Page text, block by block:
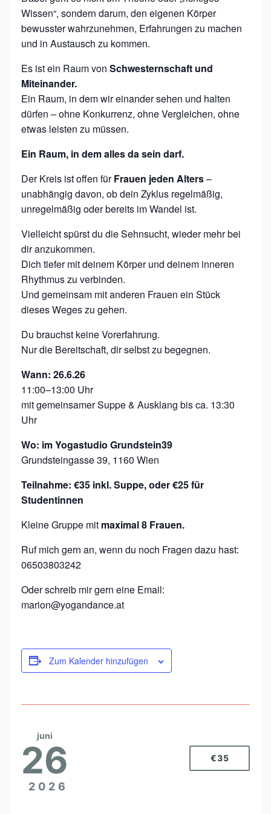
Wissen“, sondern darum, den eigenen Körper
bewusster wahrzunehmen, Erfahrungen zu machen
und in Austausch zu kommen.
Es ist ein Raum von Schwesternschaft und
Miteinander.
Ein Raum, in dem wir einander sehen und halten
dürfen – ohne Konkurrenz, ohne Vergleichen, ohne
etwas leisten zu müssen.
Ein Raum, in dem alles da sein darf.
Der Kreis ist offen fürFrauen jeden Alters–
unabhängig davon, ob dein Zyklus regelmäßig,
unregelmäßig oder bereits im Wandel ist.
Vielleicht spürst du die Sehnsucht, wieder mehr bei
dir anzukommen.
Dich tiefer mit deinem Körper und deinem inneren
Rhythmus zu verbinden.
Und gemeinsam mit anderen Frauen ein Stück
dieses Weges zu gehen.
Du brauchst keine Vorerfahrung.
Nur die Bereitschaft, dir selbst zu begegnen.
Wann: 26.6.26
11:00–13:00 Uhr
mit gemeinsamer Suppe & Ausklang bis ca. 13:30
Uhr
Wo: im Yogastudio Grundstein39
Grundsteingasse 39, 1160 Wien
Teilnahme: €35 inkl. Suppe, oder €25 für
Studentinnen
Kleine Gruppe mit maximal 8 Frauen.
Ruf mich gern an, wenn du noch Fragen dazu hast:
06503803242
Oder schreib mir gern eine Email:
marion@yogandance.at
Zum Kalender hinzufügen
juni
26
2026
€35